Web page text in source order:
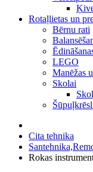
Rotaļlietas un
Bērnu rati
LEGO
Manēžas
Skolai
Cita tehnika
Rokas